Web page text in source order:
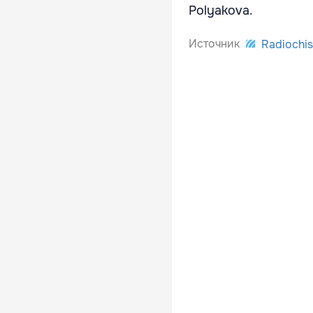
Polyakova.
Источник